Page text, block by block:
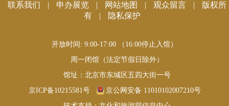
联系我们 | 申办展览 | 网站地图 | 观众留言 |
版权所
有
| 隐私保护
开放时间: 9:00-17:00 （16:00停止入馆）
周一闭馆（法定节假日除外）
馆址：北京市东城区五四大街一号
京ICP备10215581号
京公网安备 11010102007210号